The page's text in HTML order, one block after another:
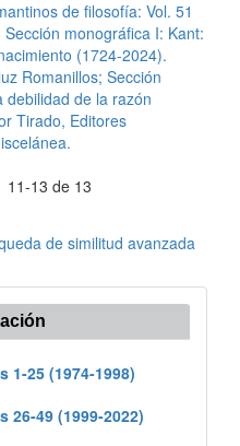
de filosofía: Vol. 51
monográfica I: Kant:
(1724-2024).
Romanillos; Sección
debilidad de la razón
Tirado, Editores
11-13 de 13
de similitud avanzada
1-25 (1974-1998)
26-49 (1999-2022)